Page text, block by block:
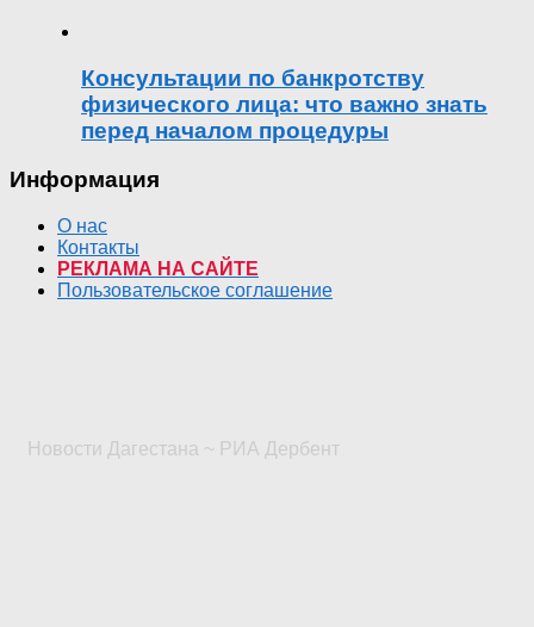
Консультации по банкротству
физического лица: что важно знать
перед началом процедуры
Информация
О нас
Контакты
РЕКЛАМА НА САЙТЕ
Пользовательское соглашение
Новости Дагестана ~ РИА Дербент